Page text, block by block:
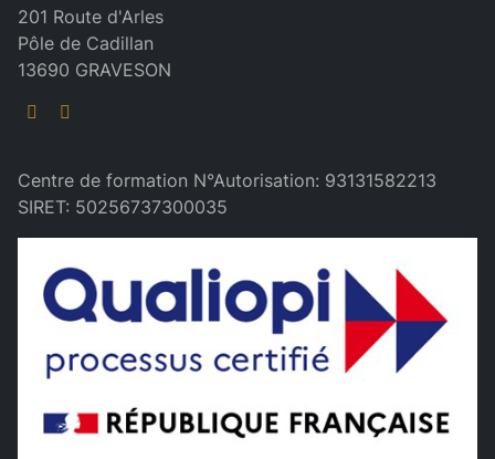
201 Route d'Arles
Pôle de Cadillan
13690 GRAVESON
Centre de formation N°Autorisation: 93131582213
SIRET: 50256737300035